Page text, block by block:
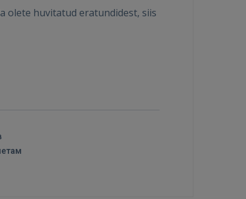
olete huvitatud eratundidest, siis